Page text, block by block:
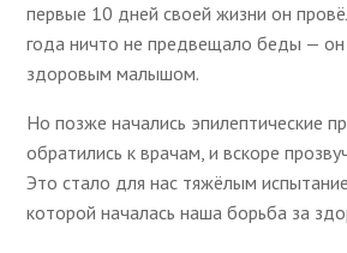
первые 10 дней своей жизни он
года ничто не предвещало беды — он
здоровым малышом.
Но позже начались эпилептические
обратились к врачам, и вскоре
Это стало для нас тяжёлым
которой началась наша борьба за